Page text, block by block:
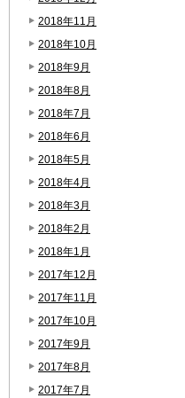
2018年11月
2018年10月
2018年9月
2018年8月
2018年7月
2018年6月
2018年5月
2018年4月
2018年3月
2018年2月
2018年1月
2017年12月
2017年11月
2017年10月
2017年9月
2017年8月
2017年7月